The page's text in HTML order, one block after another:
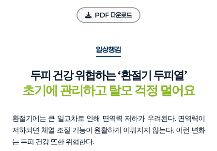
PDF 다운로드
일상챙김
두피 건강 위협하는‘환절기 두피열’
초기에 관리하고 탈모 걱정 덜어요
환절기에는 큰 일교차로 인해 면역력 저하가 우려된다. 면역력이
저하되면 체열 조절 기능이 원활하게 이뤄지지 않는다. 이런 변화
는 두피 건강 또한 위협한다.